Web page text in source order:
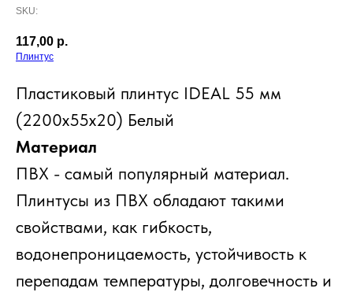
SKU:
117,00 р.
Плинтус
Пластиковый плинтус IDEAL 55 мм
(2200x55x20) Белый
Материал
ПВХ - самый популярный материал.
Плинтусы из ПВХ обладают такими
свойствами, как гибкость,
водонепроницаемость, устойчивость к
перепадам температуры, долговечность и